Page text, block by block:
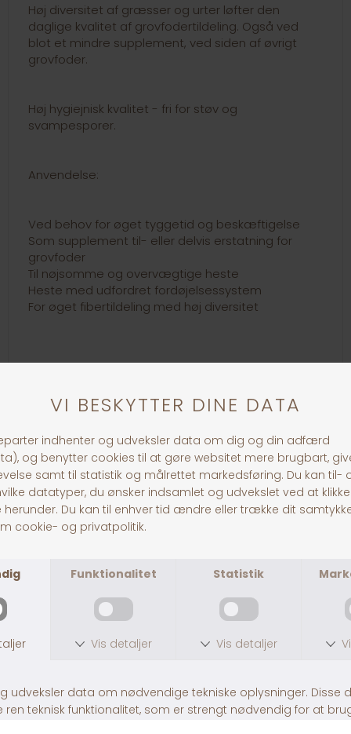
Høj diversitet af græsser og urter løfter den
daglige kvalitet af grovfodertildeling. Også ved
blot et mindre supplement, ved siden af øvrigt
grovfoder.
Høj hygiejnisk kvalitet - fri for støv og
svampesporer.
Anvendelse:
Ved behov for øget tyggetid og beskæftigelse
Som supplement til- eller delvis erstatning for
grovfoder
Til nøjsomme og overvægtige heste
Heste med udfordret fordøjelsessystem
For øget fibertildeling med høj diversitet
hermed, via øvrigt foder, eller ren vitamin/mineral
AGROBS Seniormineral eller AGROBS Gipfelstürmer.
Varianter:
12,5 kg balle
tørt og hygiejnisk.
30 dages returret
1-3 dages levering